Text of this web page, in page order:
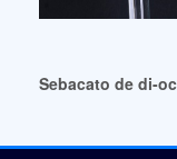
Sebacato de di-